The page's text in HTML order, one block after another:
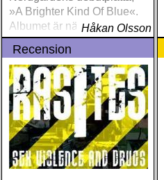
»A Brighter Kind Of Blue«.
Albumet är nära, enkelt och
ärligt och handlar om
upplevelser och historier
från en ung mans liv
Håkan Olsson
Recension